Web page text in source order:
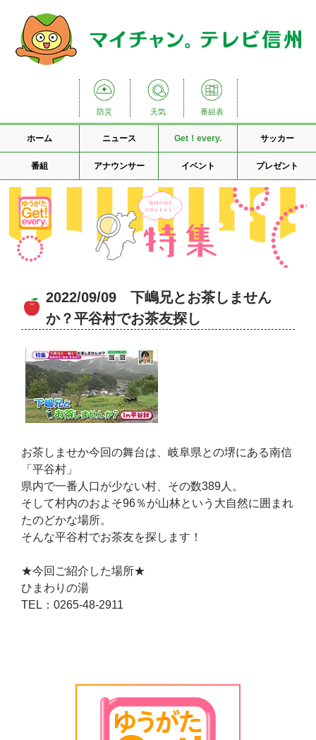
防災 天気 番組表
ホーム ニュース Get！every. サッカー
番組 アナウンサー イベント プレゼント
2022/09/09 下嶋兄とお茶しません
か？平谷村でお茶友探し
お茶しませか今回の舞台は、岐阜県との堺にある南信
「平谷村」
県内で一番人口が少ない村、その数389人。
そして村内のおよそ96％が山林という大自然に囲まれ
たのどかな場所。
そんな平谷村でお茶友を探します！
★今回ご紹介した場所★
ひまわりの湯
TEL：0265-48-2911